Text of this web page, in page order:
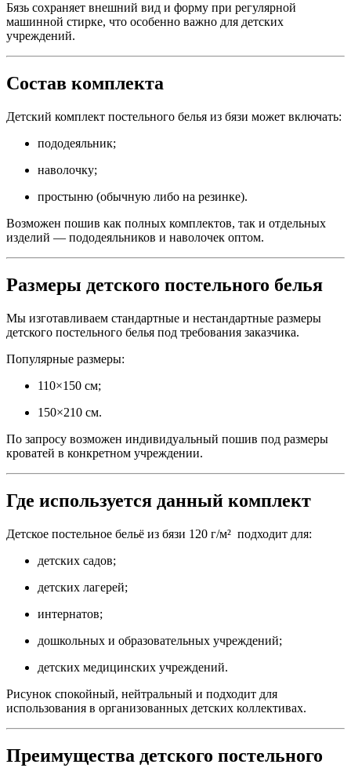
Бязь сохраняет внешний вид и форму при регулярной
машинной стирке, что особенно важно для детских
учреждений.
Состав комплекта
Детский комплект постельного белья из бязи может включать:
пододеяльник;
наволочку;
простыню (обычную либо на резинке).
Возможен пошив как полных комплектов, так и отдельных
изделий — пододеяльников и наволочек оптом.
Размеры детского постельного белья
Мы изготавливаем стандартные и нестандартные размеры
детского постельного белья под требования заказчика.
Популярные размеры:
110×150 см;
150×210 см.
По запросу возможен индивидуальный пошив под размеры
кроватей в конкретном учреждении.
Где используется данный комплект
Детское постельное бельё из бязи 120 г/м² подходит для:
детских садов;
детских лагерей;
интернатов;
дошкольных и образовательных учреждений;
детских медицинских учреждений.
Рисунок спокойный, нейтральный и подходит для
использования в организованных детских коллективах.
Преимущества детского постельного